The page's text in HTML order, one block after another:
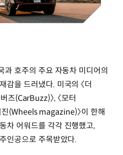
호주의 주요 자동차 미디어의
감을 드러냈다. 미국의 〈더
즈(CarBuzz)〉, 〈모터
진(Wheels magazine)〉이 한해
차 어워드를 각각 진행했고,
인공으로 주목받았다.